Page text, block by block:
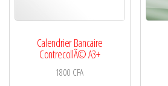
Calendrier Bancaire
ContrecollÃ© A3+
1800 CFA